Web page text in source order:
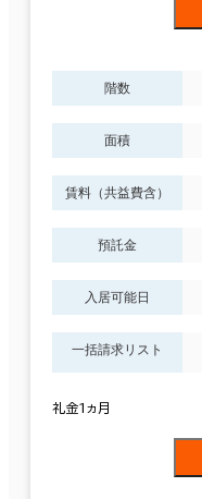
階数
面積
賃料（共益費含）
預託金
入居可能日
一括請求リスト
礼金1ヵ月